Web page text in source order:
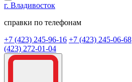
г. Владивосток
справки по телефонам
+7 (423) 245-96-16 +7 (423) 245-06-68
(423) 272-01-04